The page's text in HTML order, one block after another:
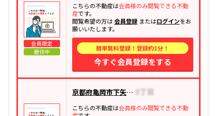
会員限定
居住中
こちらの不動産は会員様のみ閲覧できる不動
産です。
閲覧希望の方は会員登録またはログインをお
願いいたします。
簡単無料登録！登録約1分！
今すぐ会員登録をする
京都府亀岡市下矢田町
こちらの不動産は会員様のみ閲覧できる不動